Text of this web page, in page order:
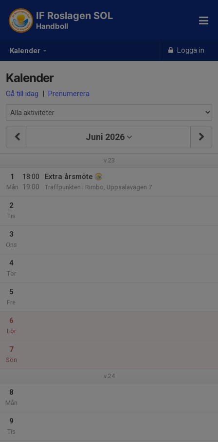
Kalender Logga in
IF Roslagen SOL
Handboll
Kalender
Gå till idag | Prenumerera
Juni 2026
v.23
1
Mån
18:00
19:00
Extra årsmöte
Träffpunkten i Rimbo, Uppsalavägen 7
2
Tis
3
Ons
4
Tor
5
Fre
6
Lör
7
Sön
v.24
8
Mån
9
Tis